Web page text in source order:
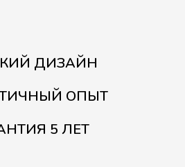
ДИЗАЙН
ОПЫТ
5 ЛЕТ